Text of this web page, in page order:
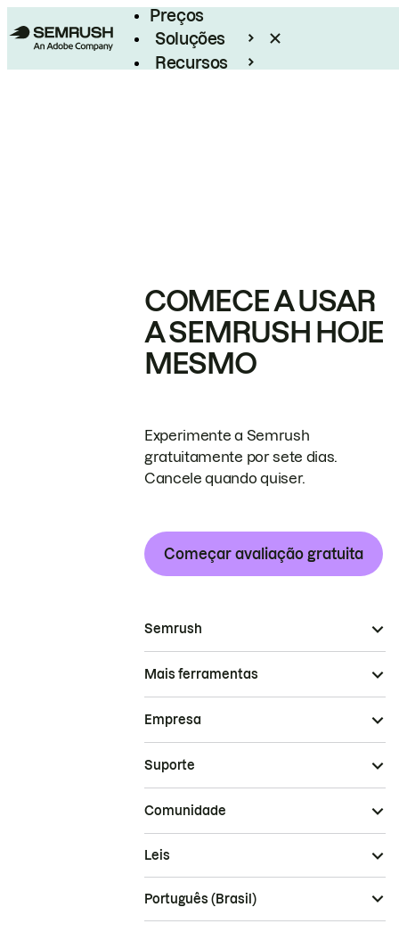
Preços
Soluções
Recursos
COMECE A USAR
A SEMRUSH HOJE
MESMO
Experimente a Semrush
gratuitamente por sete dias.
Cancele quando quiser.
Começar avaliação gratuita
Semrush
Mais ferramentas
Empresa
Suporte
Comunidade
Leis
Português (Brasil)